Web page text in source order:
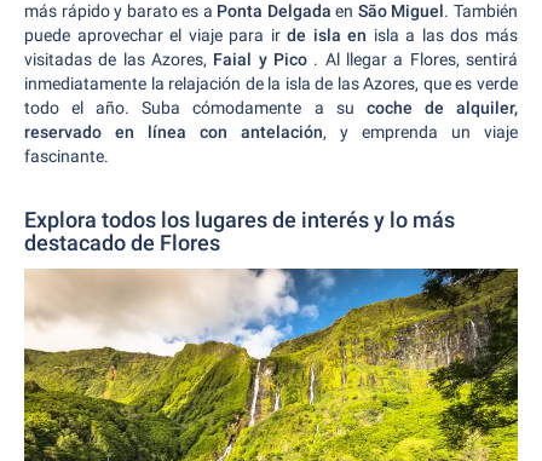
más rápido y barato es a Ponta Delgadaen São Miguel. También
puede aprovechar el viaje para irde isla en isla a las dos más
visitadas de las Azores, Faial y Pico . Al llegar a Flores, sentirá
inmediatamente la relajación de la isla de las Azores, que es verde
todo el año. Suba cómodamente a su coche de alquiler,
reservado en línea con antelación, y emprenda un viaje
fascinante.
Explora todos los lugares de interés y lo más
destacado de Flores